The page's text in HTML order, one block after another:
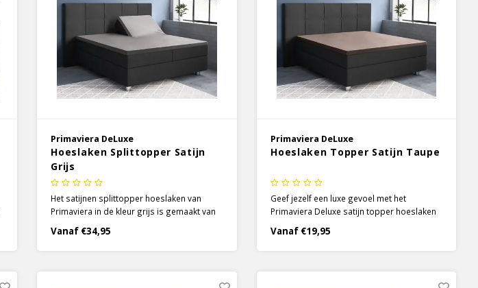
Primaviera DeLuxe
Hoeslaken Splittopper Satijn
Grijs
Het satijnen splittopper hoeslaken van
Primaviera in de kleur grijs is gemaakt van
lang, zodat het hoeslaken moeiteloos
meebeweegt met de individuele
Vanaf €34,95
Primaviera DeLuxe
Hoeslaken Topper Satijn Taupe
Geef jezelf een luxe gevoel met het
Primaviera Deluxe satijn topper hoeslaken
satijnen weeftechniek wordt het 100%
katoen heerlijk zacht en soepel en krijgt het
Vanaf €19,95